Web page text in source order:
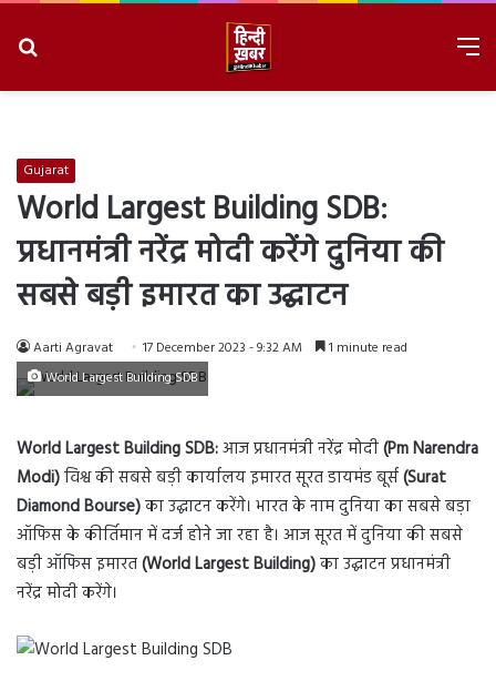
Gujarat
World Largest Building SDB:
प्रधानमंत्री नरेंद्र मोदी करेंगे दुनिया की
सबसे बड़ी इमारत का उद्घाटन
Aarti Agravat 17 December 2023 - 9:32 AM 1 minute read
World Largest Building SDB
World Largest Building SDB:आज प्रधानमंत्री नरेंद्र मोदी(Pm Narendra
Modi)विश्व की सबसे बड़ी कार्यालय इमारत सूरत डायमंड बूर्स(Surat
Diamond Bourse)का उद्घाटन करेंगे। भारत के नाम दुनिया का सबसे बड़ा
ऑफिस के कीर्तिमान में दर्ज होने जा रहा है। आज सूरत में दुनिया की सबसे
बड़ी ऑफिस इमारत(World Largest Building)का उद्घाटन प्रधानमंत्री
नरेंद्र मोदी करेंगे।